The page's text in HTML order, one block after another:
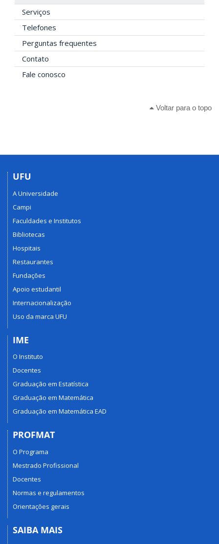
Serviços
Telefones
Perguntas frequentes
Contato
Fale conosco
Voltar para o topo
UFU
A Universidade
Campi
Faculdades e Institutos
Bibliotecas
Hospitais
Restaurantes
Fundações
Apoio estudantil
Internacionalização
Uso da marca UFU
IME
O Instituto
Docentes
Graduação em Estatística
Graduação em Matemática
Graduação em Matemática EAD
PROFMAT
O Programa
Mestrado Profissional
Docentes
Normas e regulamentos
Orientações gerais
SAIBA MAIS